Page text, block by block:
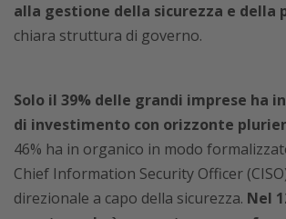
alla gestione della sicurezza e della
chiara struttura di governo.
Solo il 39% delle grandi imprese ha
di investimento con orizzonte
46% ha in organico in modo
Chief Information Security Officer
direzionale a capo della sicurezza. Nel